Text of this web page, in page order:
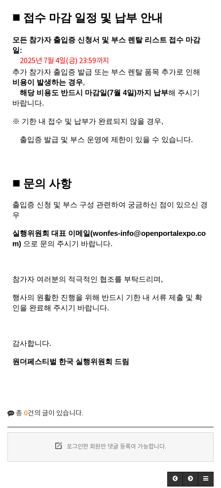
■ 접수 마감 일정 및 납부 안내
모든 참가자 출입증 신청서 및 부스 렌탈 리스트 접수 마감
일:
2025년 7월 4일(금) 23:59까지
비용이 발생하는 경우,
해당 비용도 반드시 마감일(7월 4일)까지 납부해 주시기
바랍니다.
※ 기한 내 접수 및 납부가 완료되지 않을 경우,
출입증 발급 및 부스 운영에 제한이 있을 수 있습니다.
■ 문의 사항
출입증 신청 및 부스 구성 관련하여 궁금하신 점이 있으신 경
우
실행위원회 대표 이메일(wonfes-info@openportalexpo.co
m) 으로 문의 주시기 바랍니다.
참가자 여러분의 적극적인 협조를 부탁드리며,
행사의 원활한 진행을 위해 반드시 기한 내 서류 제출 및 확
인을 완료해 주시기 바랍니다.
감사합니다.
원더페스티벌 한국 실행위원회 드림
총 0건의 글이 있습니다.
로그인한 회원만 댓글 등록이 가능합니다.